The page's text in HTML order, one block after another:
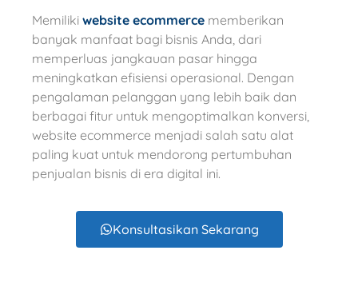
Memiliki website ecommerce memberikan
banyak manfaat bagi bisnis Anda, dari
memperluas jangkauan pasar hingga
meningkatkan efisiensi operasional. Dengan
pengalaman pelanggan yang lebih baik dan
berbagai fitur untuk mengoptimalkan konversi,
website ecommerce menjadi salah satu alat
paling kuat untuk mendorong pertumbuhan
penjualan bisnis di era digital ini.
Konsultasikan Sekarang